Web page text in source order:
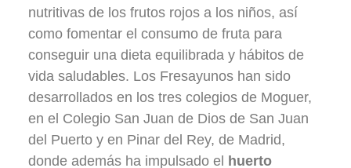
nutritivas de los frutos rojos a los niños, así
como fomentar el consumo de fruta para
conseguir una dieta equilibrada y hábitos de
vida saludables. Los Fresayunos han sido
desarrollados en los tres colegios de Moguer,
en el Colegio San Juan de Dios de San Juan
del Puerto y en Pinar del Rey, de Madrid,
donde además ha impulsado el huerto